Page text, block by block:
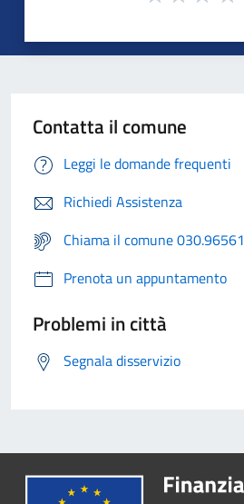
Contatta il comune
Leggi le domande frequenti
Richiedi Assistenza
Chiama il comune 030.96561
Prenota un appuntamento
Problemi in città
Segnala disservizio